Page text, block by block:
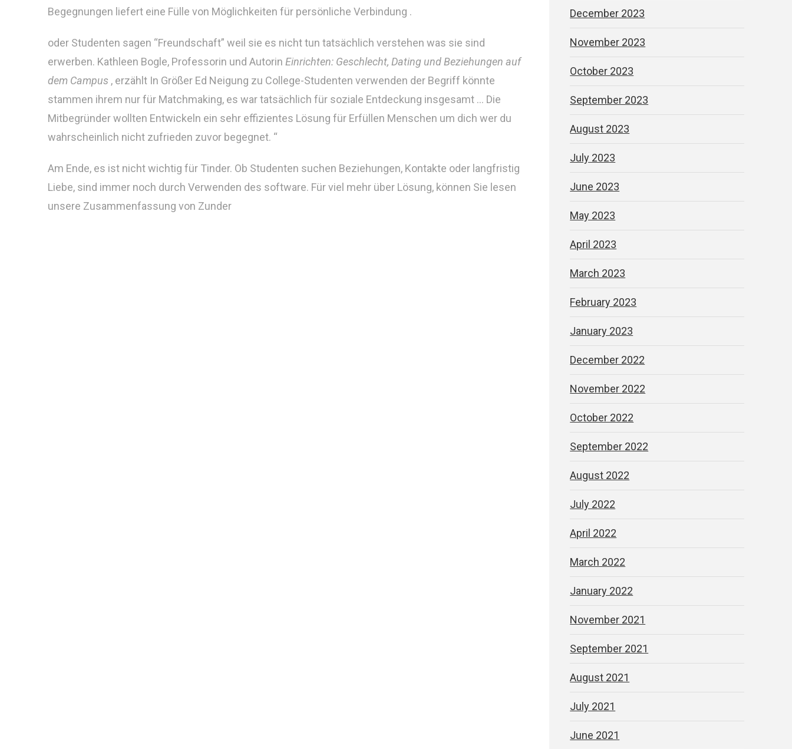
Begegnungen liefert eine Fülle von Möglichkeiten für persönliche Verbindung .
oder Studenten sagen “Freundschaft” weil sie es nicht tun tatsächlich verstehen was sie sind
erwerben. Kathleen Bogle, Professorin und Autorin Einrichten: Geschlecht, Dating und Beziehungen auf
dem Campus , erzählt In Größer Ed Neigung zu College-Studenten verwenden der Begriff könnte
stammen ihrem nur für Matchmaking, es war tatsächlich für soziale Entdeckung insgesamt … Die
Mitbegründer wollten Entwickeln ein sehr effizientes Lösung für Erfüllen Menschen um dich wer du
wahrscheinlich nicht zufrieden zuvor begegnet. “
Am Ende, es ist nicht wichtig für Tinder. Ob Studenten suchen Beziehungen, Kontakte oder langfristig
Liebe, sind immer noch durch Verwenden des software. Für viel mehr über Lösung, können Sie lesen
unsere Zusammenfassung von Zunder
December 2023
November 2023
October 2023
September 2023
August 2023
July 2023
June 2023
May 2023
April 2023
March 2023
February 2023
January 2023
December 2022
November 2022
October 2022
September 2022
August 2022
July 2022
April 2022
March 2022
January 2022
November 2021
September 2021
August 2021
July 2021
June 2021